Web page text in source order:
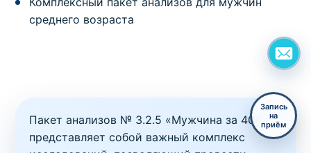
среднего возраста
Пакет анализов № 3.2.5 «Мужчина за 40»
представляет собой важный комплекс
Запись
на
приём